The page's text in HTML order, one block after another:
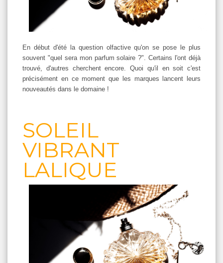
En début d'été la question olfactive qu'on se pose le plus
souvent "quel sera mon parfum solaire ?". Certains l'ont déjà
trouvé, d'autres cherchent encore. Quoi qu'il en soit c'est
précisément en ce moment que les marques lancent leurs
nouveautés dans le domaine !
SOLEIL
VIBRANT
LALIQUE